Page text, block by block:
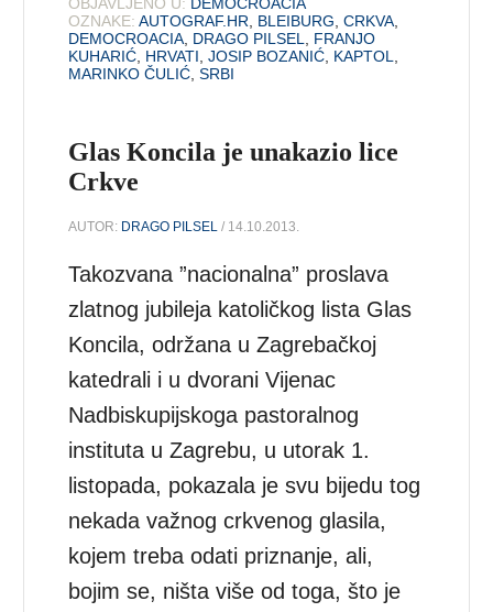
OZNAKE: AUTOGRAF.HR BLEIBURG ,CRKVA
DEMOCROACIA DRAGO PILSEL
FRANJO
KUHARIĆ HRVATI ,JOSIP BOZANIĆ KAPTOL
MARINKO ČULIĆ ,SRBI
Glas Koncila je unakazio lice
Crkve
AUTOR: DRAGO PILSEL / 14.10.2013.
Takozvana ”nacionalna” proslava
zlatnog jubileja katoličkog lista Glas
Koncila, održana u Zagrebačkoj
katedrali i u dvorani Vijenac
Nadbiskupijskoga pastoralnog
instituta u Zagrebu, u utorak 1.
listopada, pokazala je svu bijedu tog
nekada važnog crkvenog glasila,
kojem treba odati priznanje, ali,
bojim se, ništa više od toga, što je